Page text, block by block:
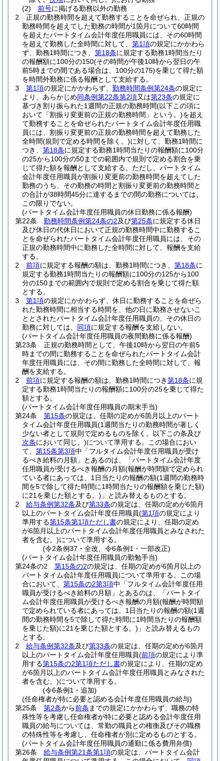
(2)
前号に掲げる勤務以外の勤務
2
正規の勤務時間を超えて勤務することを命ぜられ、正規の
勤務時間を超えてした勤務の時間が1箇月について60時間
を超えたパートタイム会計年度任用職員には、その60時間
を超えて勤務した全時間に対して、 第1項の規定にかかわら
ず、勤務1時間につき、 第18条に規定する勤務1時間当たり
の報酬額に100分の150(その時間が午後10時から翌日の午
前5時までの間である場合は、100分の175)を乗じて得た額
を時間外勤務に係る報酬として支給する。
3
第1項の規定にかかわらず、 勤務時間条例第24条の規定に
より、あらかじめ同条例第22条第2項又は第23条の規定に
基づき割り振られた1週間の正規の勤務時間(以下この項に
おいて「割振り変更前の正規の勤務時間」という。)を超え
て勤務することを命ぜられたパートタイム会計年度任用職
員には、割振り変更前の正規の勤務時間を超えて勤務した
全時間(規則で定める時間を除く。)に対して、勤務1時間に
つき、 第18条に規定する勤務1時間当たりの報酬額に100分
の25から100分の50までの範囲内で規則で定める割合を乗
じて得た額を報酬として支給する。 ただし、パートタイム
会計年度任用職員が割振り変更前の勤務時間を超えてした
勤務のうち、その勤務の時間と割振り変更前の勤務時間と
の合計が38時間45分に達するまでの間の勤務については、
この限りでない。
(パートタイム会計年度任用職員の休日勤務に係る報酬)
第22条
勤務時間条例第24条の2及び第25条に規定する休日
及び休日の代休日において正規の勤務時間中に勤務するこ
とを命ぜられたパートタイム会計年度任用職員には、その
正規の勤務時間中に勤務した全時間に対して、報酬を支給
する。
2
前項に規定する報酬の額は、勤務1時間につき、 第18条に
規定する勤務1時間当たりの報酬額に100分の125から100
分の150までの範囲内で規則で定める割合を乗じて得た額
とする。
3
第1項の規定にかかわらず、休日に勤務することを命ぜら
れた勤務時間に相当する時間を、他の日に勤務させないこ
ととされたパートタイム会計年度任用職員の、その休日の
勤務に対しては、 同項に規定する報酬を支給しない。
(パートタイム会計年度任用職員の夜間勤務に係る報酬)
第23条
正規の勤務時間として、午後10時から翌日の午前5
時までの間に勤務することを命ぜられたパートタイム会計
年度任用職員には、その間に勤務した全時間に対して、報
酬を支給する。
2
前項に規定する報酬の額は、勤務1時間につき第18条に規
定する勤務1時間当たりの報酬額に100分の25を乗じて得た
額とする。
(パートタイム会計年度任用職員の期末手当)
第24条
第15条の規定は、任期の定めが6箇月以上のパート
タイム会計年度任用職員(1週間当たりの勤務時間が著しく
少ない者として規則で定めるものを除く。以下この条及び
次条において同じ。)について準用する。
この場合におい
て、 第15条第3項中「フルタイム会計年度任用職員が受け
るべき給料の月額」とあるのは、「パートタイム会計年度
任用職員が受けるべき報酬の月額(報酬が時間額で定められ
ている者にあっては、1日当たりの報酬の額(1週間の勤務時
間を5で除して得た時間に1時間当たりの報酬額を乗じた額)
に21を乗じた額とする。) 」と読み替えるものとする。
2
給与条例第32条及び第33条の規定は、任期の定めが6箇月
以上のパートタイム会計年度任用職員(第1項の規定により
準用する第15条第1項ただし書の規定により、任期の定め
が6箇月以上のパートタイム会計年度任用職員とみなされた
者を含む。)について準用する。
(令2条例37・全改、令6条例1・一部改正)
(パートタイム会計年度任用職員の勤勉手当)
第24条の2
第15条の2の規定は、任期の定めが6箇月以上の
パートタイム会計年度任用職員について準用する。
この場
合において、 第15条の2第3項中「フルタイム会計年度任用
職員が受けるべき給料の月額」とあるのは、「パートタイ
ム会計年度任用職員が受けるべき報酬の月額(報酬が時間額
で定められている者にあっては、1日当たりの報酬の額(1週
間の勤務時間を5で除して得た時間に1時間当たりの報酬額
を乗じた額)に21を乗じた額とする。) 」と読み替えるもの
とする。
2
給与条例第32条及び第33条の規定は、任期の定めが6箇月
以上のパートタイム会計年度任用職員(前項の規定により準
用する第15条の2第1項ただし書の規定により、任期の定め
が6箇月以上のパートタイム会計年度任用職員とみなされた
者を含む。)について準用する。
(令6条例1・追加)
(任命権者が特に必要と認める会計年度任用職員の給与)
第25条
第2条から前条 までの規定にかかわらず、職務の特
殊性等を考慮し任命権者が特に必要と認める会計年度任用
職員の給与については、常勤の職員との権衡及びその職務
の特殊性等を考慮し、任命権者が別に定めるものとする。
(パートタイム会計年度任用職員の通勤に係る費用弁償)
第26条
給与条例第21条第1項の規定は、パートタイム会計